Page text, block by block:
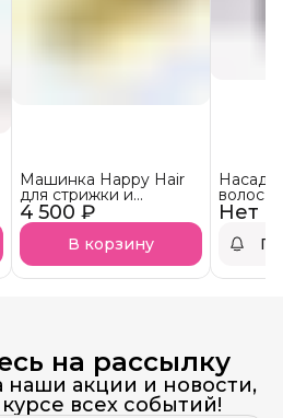
4 500 ₽
Машинка Happy Hair
для стрижки и
полировки волос
В корзину
Нет
волос
на рассылку
акции и новости,
всех событий!